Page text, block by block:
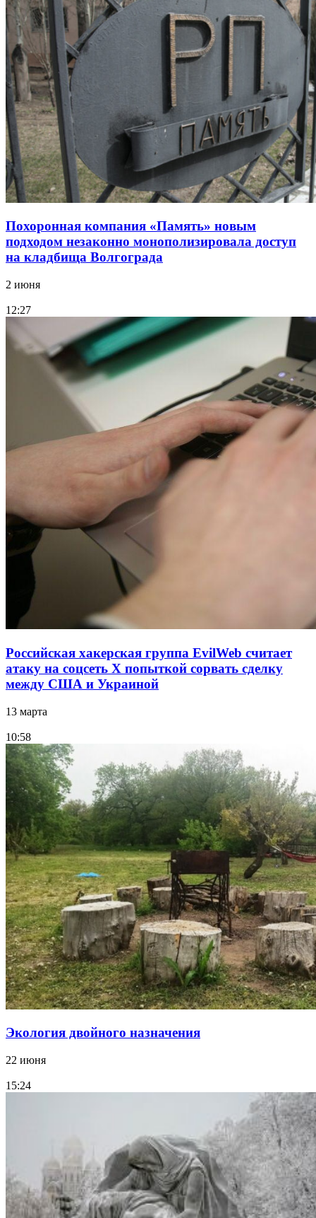
Похоронная компания «Память» новым
подходом незаконно монополизировала доступ
на кладбища Волгограда
2 июня
12:27
Российская хакерская группа EvilWeb считает
атаку на соцсеть Х попыткой сорвать сделку
между США и Украиной
13 марта
10:58
Экология двойного назначения
22 июня
15:24